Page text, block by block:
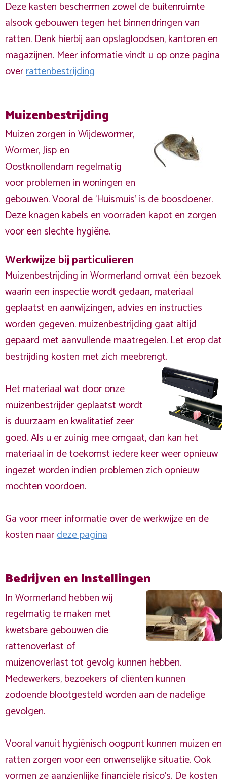
Deze kasten beschermen zowel de buitenruimte
alsook gebouwen tegen het binnendringen van
ratten. Denk hierbij aan opslagloodsen, kantoren en
magazijnen. Meer informatie vindt u op onze pagina
overrattenbestrijding
Muizenbestrijding
Muizen zorgen in Wijdewormer,
Wormer, Jisp en
Oostknollendam regelmatig
voor problemen in woningen en
gebouwen. Vooral de 'Huismuis' is de boosdoener.
Deze knagen kabels en voorraden kapot en zorgen
voor een slechte hygiëne.
Werkwijze bij particulieren
Muizenbestrijding in Wormerland omvat één bezoek
waarin een inspectie wordt gedaan, materiaal
geplaatst en aanwijzingen, advies en instructies
worden gegeven. muizenbestrijding gaat altijd
gepaard met aanvullende maatregelen. Let erop dat
bestrijding kosten met zich meebrengt.
Het materiaal wat door onze
muizenbestrijder geplaatst wordt
is duurzaam en kwalitatief zeer
goed. Als u er zuinig mee omgaat, dan kan het
materiaal in de toekomst iedere keer weer opnieuw
ingezet worden indien problemen zich opnieuw
mochten voordoen.
Ga voor meer informatie over de werkwijze en de
kosten naardeze pagina
Bedrijven en Instellingen
In Wormerland hebben wij
regelmatig te maken met
kwetsbare gebouwen die
rattenoverlast of
muizenoverlast tot gevolg kunnen hebben.
Medewerkers, bezoekers of cliënten kunnen
zodoende blootgesteld worden aan de nadelige
gevolgen.
Vooral vanuit hygiënisch oogpunt kunnen muizen en
ratten zorgen voor een onwenselijke situatie. Ook
vormen ze aanzienlijke financiële risico's. De kosten